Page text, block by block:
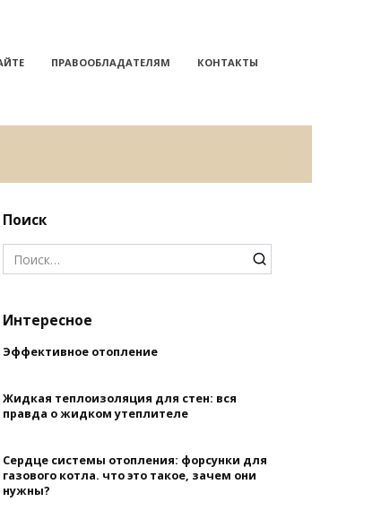
ПРАВООБЛАДАТЕЛЯМ КОНТАКТЫ
Поиск
Search
for:
Интересное
Эффективное отопление
Жидкая теплоизоляция для стен: вся
правда о жидком утеплителе
Сердце системы отопления: форсунки для
газового котла. что это такое, зачем они
нужны?